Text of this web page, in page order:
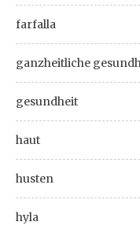
farfalla
ganzheitliche
gesundheit
haut
husten
hyla